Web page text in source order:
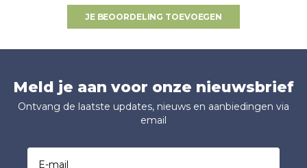
JE BEOORDELING TOEVOEGEN
Meld je aan voor onze nieuwsbrief
Ontvang de laatste updates, nieuws en aanbiedingen via
email